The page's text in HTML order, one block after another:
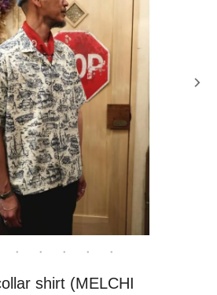
shirt (MELCHI